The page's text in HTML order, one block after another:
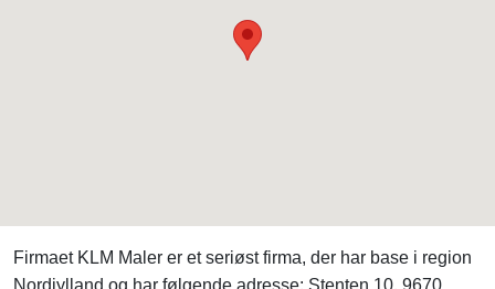
Firmaet KLM Maler er et seriøst firma, der har base i region
Nordjylland og har følgende adresse: Stenten 10, 9670